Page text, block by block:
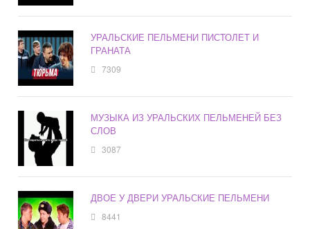
УРАЛЬСКИЕ ПЕЛЬМЕНИ ПИСТОЛЕТ И
ГРАНАТА
7309
МУЗЫКА ИЗ УРАЛЬСКИХ ПЕЛЬМЕНЕЙ БЕЗ
СЛОВ
3087
ДВОЕ У ДВЕРИ УРАЛЬСКИЕ ПЕЛЬМЕНИ
8441